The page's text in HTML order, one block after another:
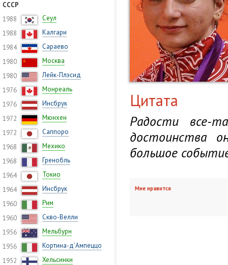
СССР
1988
Сеул
1988
Калгари
1984
Сараево
1980
Москва
1980
Лейк-Плэсид
1976
Монреаль
1976
Инсбрук
1972
Мюнхен
1972
Саппоро
1968
Мехико
1968
Гренобль
1964
Токио
1964
Инсбрук
1960
Рим
1960
Скво-Велли
1956
Мельбурн
1956
Кортина-д’Ампеццо
1952
Хельсинки
Цитата
Радости все-
достоинства
большое
Мне нравится